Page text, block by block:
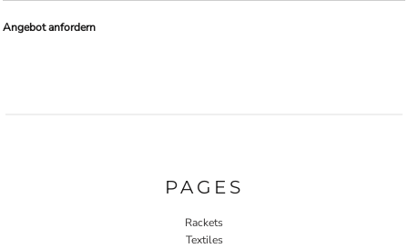
Angebot anfordern
PAGES
Rackets
Textiles